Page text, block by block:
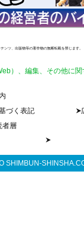
ンツ、出版物等の著作物の無断転載を禁じます。
）、編集、その他に
づく表記
者層
SHIMBUN-